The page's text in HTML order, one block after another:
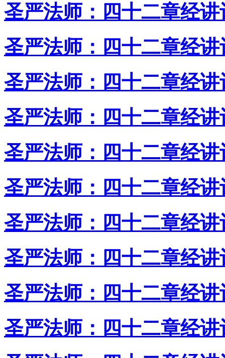
圣严法师：四十二章经讲
圣严法师：四十二章经
圣严法师：四十二章经
圣严法师：四十二章经
圣严法师：四十二章经
圣严法师：四十二章经
圣严法师：四十二章经
圣严法师：四十二章经
圣严法师：四十二章经
圣严法师：四十二章经